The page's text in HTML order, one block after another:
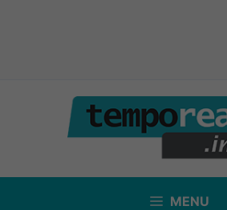
contenuto
MENU